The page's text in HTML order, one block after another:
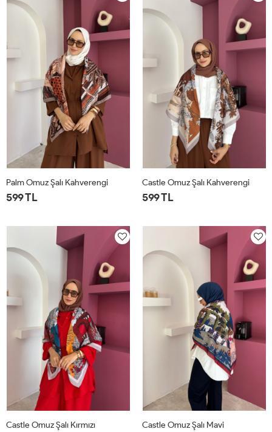
Palm Omuz Şalı Kahverengi
599 TL
Castle Omuz Şalı Kahverengi
599 TL
Castle Omuz Şalı Kırmızı Castle Omuz Şalı Mavi